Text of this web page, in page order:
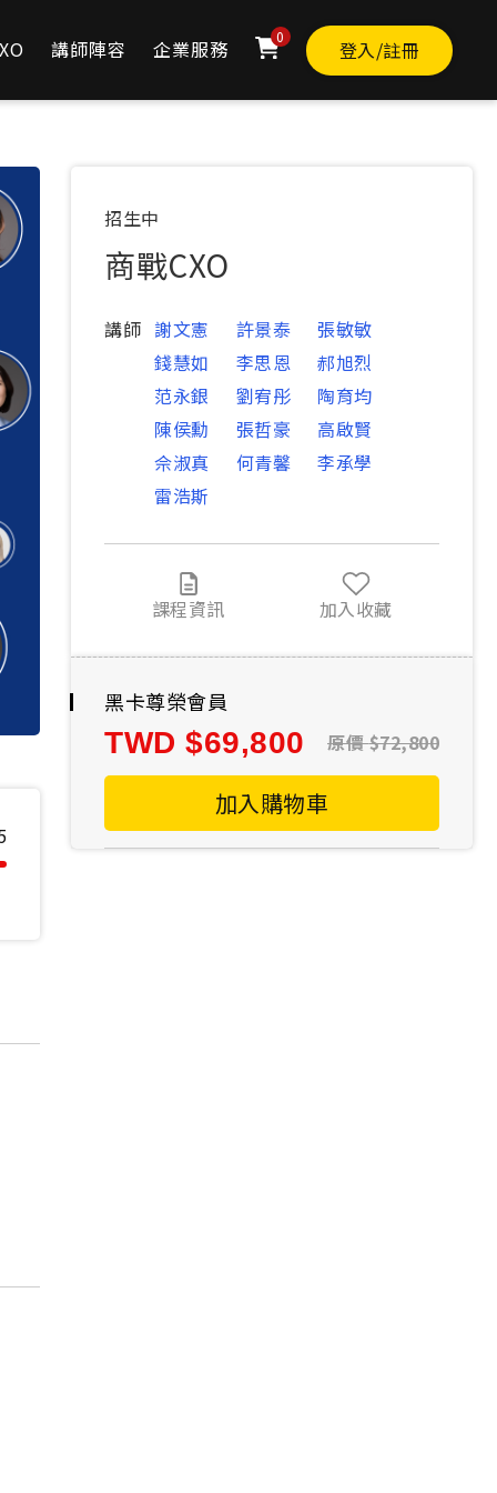
講師陣容 企業服務 0 登入/註冊
小時21 分 16 TWD 69,800 立即購買
招生中
商戰CXO
講師 謝文憲 許景泰
張敏敏
錢慧如
李思恩
郝旭烈
范永銀
劉宥彤
陶育均
陳侯勳
張哲豪
高啟賢
佘淑真
何青馨
李承學
雷浩斯
課程資訊 加入收藏
黑卡尊榮會員
TWD 69,800 原價 72,800
加入購物車